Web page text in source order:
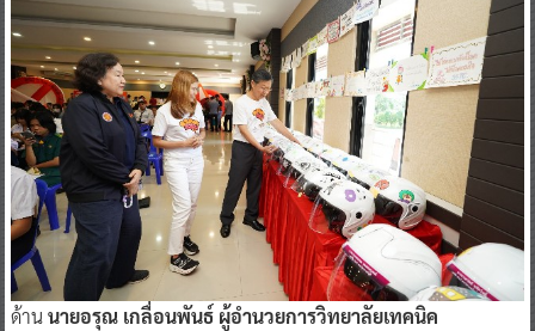
ด้านนายอรุณ เกลื่อนพันธ์ ผู้อำนวยการวิทยาลัยเทคนิค